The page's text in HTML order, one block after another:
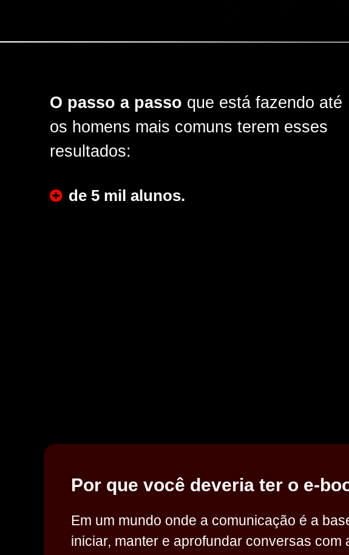
O passo a passo que está fazendo até
os homens mais comuns terem esses
resultados:
de 5 mil alunos.
Por que você deveria ter o e-
Em um mundo onde a comunicação é a
iniciar, manter e aprofundar conversas